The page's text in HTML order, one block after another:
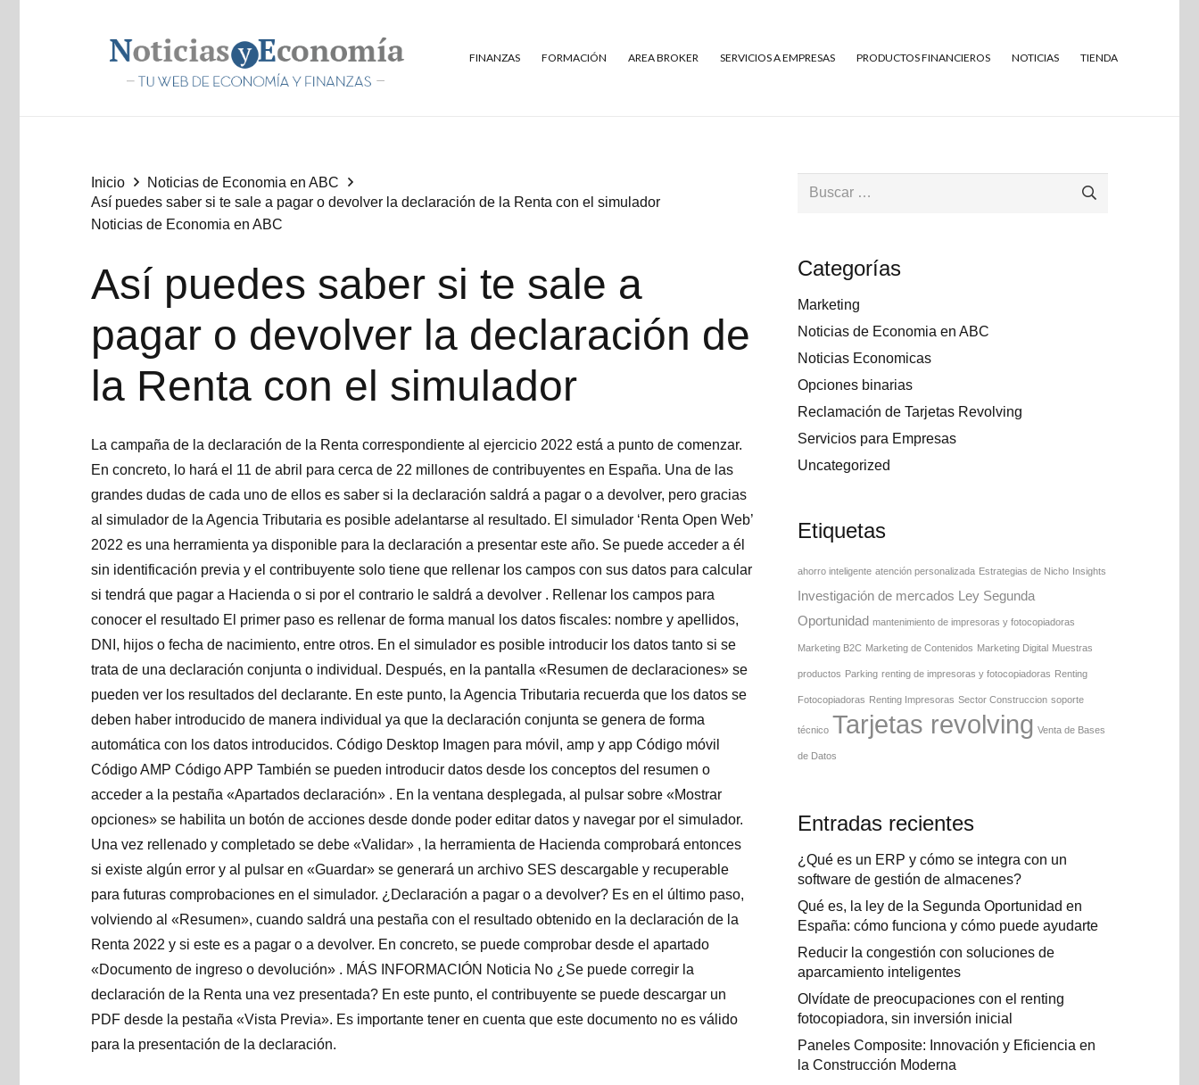
FINANZAS FORMACIÓN AREA BROKER SERVICIOS A EMPRESAS PRODUCTOS FINANCIEROS NOTICIAS TIENDA
Inicio
Noticias de Economia en ABC
Así puedes saber si te sale a pagar o devolver la declaración de la Renta con el simulador
Noticias de Economia en ABC
Así puedes saber si te sale a
pagar o devolver la declaración de
la Renta con el simulador
La campaña de la declaración de la Renta correspondiente al ejercicio 2022 está a punto de comenzar.
En concreto, lo hará el 11 de abril para cerca de 22 millones de contribuyentes en España. Una de las
grandes dudas de cada uno de ellos es saber si la declaración saldrá a pagar o a devolver, pero gracias
al simulador de la Agencia Tributaria es posible adelantarse al resultado. El simulador ‘Renta Open Web’
2022 es una herramienta ya disponible para la declaración a presentar este año. Se puede acceder a él
sin identificación previa y el contribuyente solo tiene que rellenar los campos con sus datos para calcular
si tendrá que pagar a Hacienda o si por el contrario le saldrá a devolver . Rellenar los campos para
conocer el resultado El primer paso es rellenar de forma manual los datos fiscales: nombre y apellidos,
DNI, hijos o fecha de nacimiento, entre otros. En el simulador es posible introducir los datos tanto si se
trata de una declaración conjunta o individual. Después, en la pantalla «Resumen de declaraciones» se
pueden ver los resultados del declarante. En este punto, la Agencia Tributaria recuerda que los datos se
deben haber introducido de manera individual ya que la declaración conjunta se genera de forma
automática con los datos introducidos. Código Desktop Imagen para móvil, amp y app Código móvil
Código AMP Código APP También se pueden introducir datos desde los conceptos del resumen o
acceder a la pestaña «Apartados declaración» . En la ventana desplegada, al pulsar sobre «Mostrar
opciones» se habilita un botón de acciones desde donde poder editar datos y navegar por el simulador.
Una vez rellenado y completado se debe «Validar» , la herramienta de Hacienda comprobará entonces
si existe algún error y al pulsar en «Guardar» se generará un archivo SES descargable y recuperable
para futuras comprobaciones en el simulador. ¿Declaración a pagar o a devolver? Es en el último paso,
volviendo al «Resumen», cuando saldrá una pestaña con el resultado obtenido en la declaración de la
Renta 2022 y si este es a pagar o a devolver. En concreto, se puede comprobar desde el apartado
«Documento de ingreso o devolución» . MÁS INFORMACIÓN Noticia No ¿Se puede corregir la
declaración de la Renta una vez presentada? En este punto, el contribuyente se puede descargar un
PDF desde la pestaña «Vista Previa». Es importante tener en cuenta que este documento no es válido
para la presentación de la declaración.
Buscar:
Categorías
Marketing
Noticias de Economia en ABC
Noticias Economicas
Opciones binarias
Reclamación de Tarjetas Revolving
Servicios para Empresas
Uncategorized
Etiquetas
ahorro inteligente atención personalizada Estrategias de Nicho Insights
Investigación de mercados
Ley Segunda
Oportunidad mantenimiento de impresoras y fotocopiadoras
Marketing B2C Marketing de Contenidos Marketing Digital Muestras
productos Parking renting de impresoras y fotocopiadoras Renting
Fotocopiadoras Renting Impresoras Sector Construccion soporte
técnico Tarjetas revolving Venta de Bases
de Datos
Entradas recientes
¿Qué es un ERP y cómo se integra con un
software de gestión de almacenes?
Qué es, la ley de la Segunda Oportunidad en
España: cómo funciona y cómo puede ayudarte
Reducir la congestión con soluciones de
aparcamiento inteligentes
Olvídate de preocupaciones con el renting
fotocopiadora, sin inversión inicial
Paneles Composite: Innovación y Eficiencia en
la Construcción Moderna